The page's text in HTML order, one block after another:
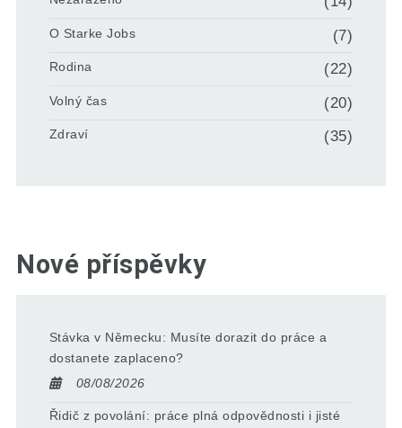
O Starke Jobs (7)
Rodina (22)
Volný čas (20)
Zdraví (35)
Nové příspěvky
Stávka v Německu: Musíte dorazit do práce a
dostanete zaplaceno?
08/08/2026
Řidič z povolání: práce plná odpovědnosti i jisté